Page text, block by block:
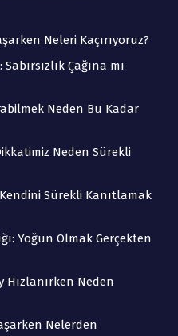
Neleri Kaçırıyoruz?
Çağına mı
Neden Bu Kadar
Neden Sürekli
Sürekli Kanıtlamak
Yoğun Olmak Gerçekten
Hızlanırken Neden
Nelerden